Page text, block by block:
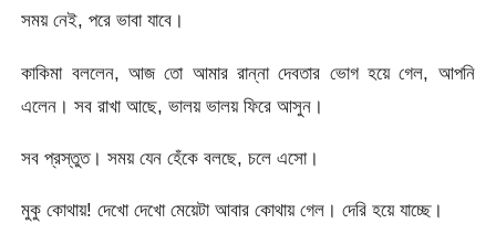
সময় নেই, পরে ভাবা যাবে।
কাকিমা বললেন, আজ তো আমার রান্না দেবতার ভোগ হয়ে গেল, আপনি
এলেন। সব রাখা আছে, ভালয় ভালয় ফিরে আসুন।
সব প্রস্তুত। সময় যেন হেঁকে বলছে, চলে এসো।
মুকু কোথায়! দেখো দেখো মেয়েটা আবার কোথায় গেল। দেরি হয়ে যাচ্ছে।